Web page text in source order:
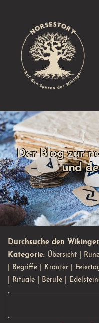
Der Blog zur
und
Durchsuche den
Kategorie: Übersicht
Begriffe Kräuter
Rituale Berufe